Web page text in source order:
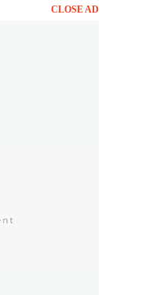
CLOSE AD